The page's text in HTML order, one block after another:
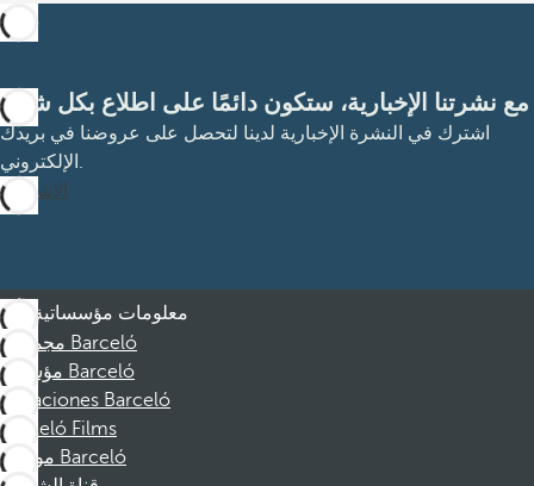
مع نشرتنا الإخبارية، ستكون دائمًا على اطلاع بكل شيء
اشترك في النشرة الإخبارية لدينا لتحصل على عروضنا في بريدك
الإلكتروني.
الاشتراك
معلومات مؤسساتية
مجموعة Barceló
مؤسسة Barceló
Vacaciones Barceló
Barceló Films
موظفو Barceló